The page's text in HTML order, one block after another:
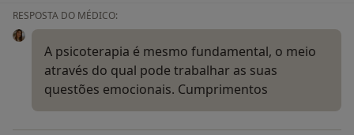
RESPOSTA DO MÉDICO:
A psicoterapia é mesmo fundamental, o meio
através do qual pode trabalhar as suas
questões emocionais. Cumprimentos